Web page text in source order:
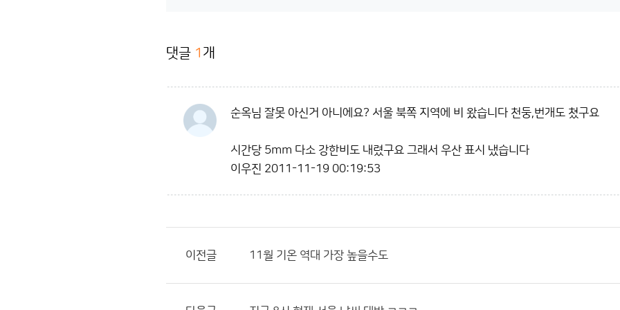
댓글 1 개
순옥님 잘못 아신거 아니에요? 서울 북쪽 지역에 비 왔습니다 천둥,번개도 쳤구요
시간당 5mm 다소 강한비도 내렸구요 그래서 우산 표시 냈습니다
이우진 2011-11-19 00:19:53
이전글 11월 기온 역대 가장 높을수도